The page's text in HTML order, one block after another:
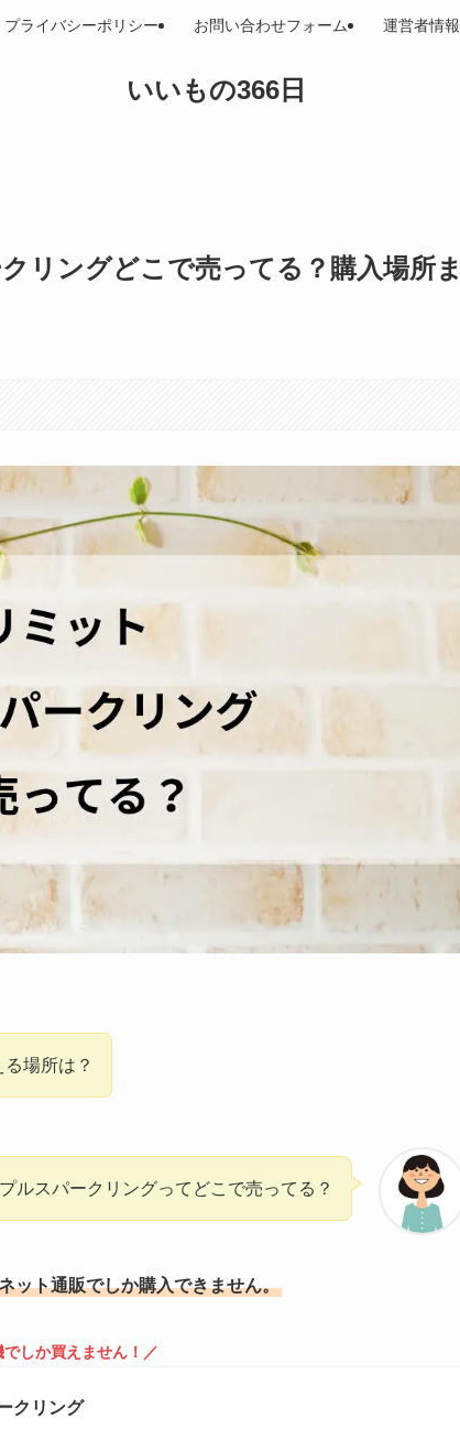
いいもの366日
プライバシーポリシー お問い合わせフォーム 運営者情報
リングどこで売ってる？購入場所ま
場所は？
ルスパークリングってどこで売ってる？
ット通販でしか購入できません。
しか買えません！／
クリング